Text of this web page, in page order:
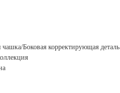
Боковая корректирующая деталь